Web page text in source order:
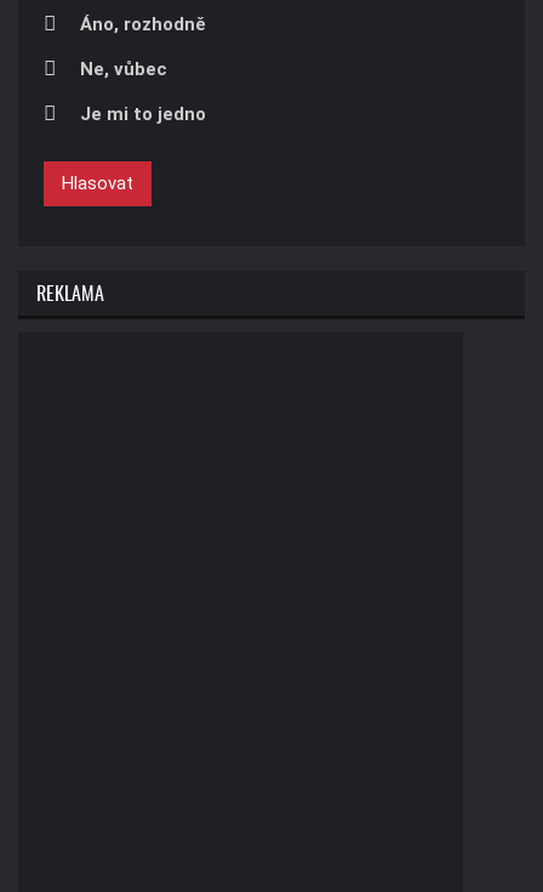
Áno, rozhodně
Ne, vůbec
Je mi to jedno
Hlasovat
REKLAMA